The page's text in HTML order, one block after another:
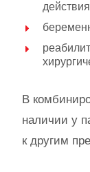
В
наличии у
к другим